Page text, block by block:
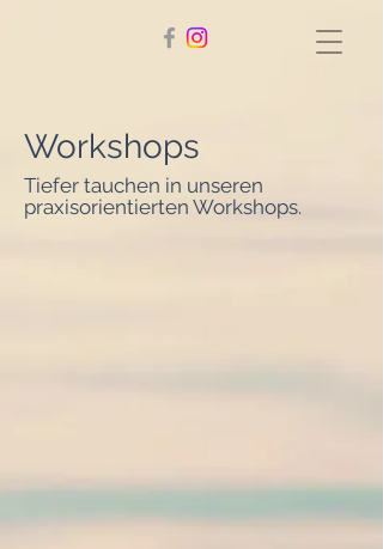
Workshops
Tiefer tauchen in unseren
praxisorientierten Workshops.